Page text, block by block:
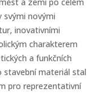
svými novými
inovativními
charakterem
a funkčních
materiál stal
pro reprezentativní